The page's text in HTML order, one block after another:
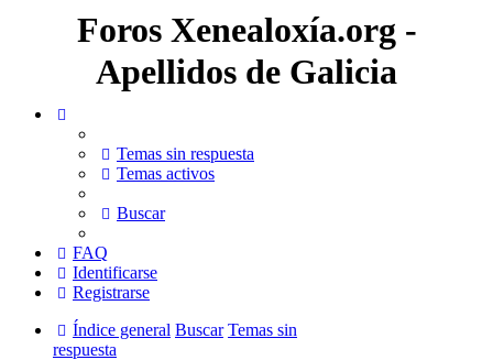
Foros Xenealoxía.org -
Apellidos de Galicia
Temas sin respuesta
Temas activos
Buscar
FAQ
Identificarse
Registrarse
Índice general Buscar Temas sin
respuesta